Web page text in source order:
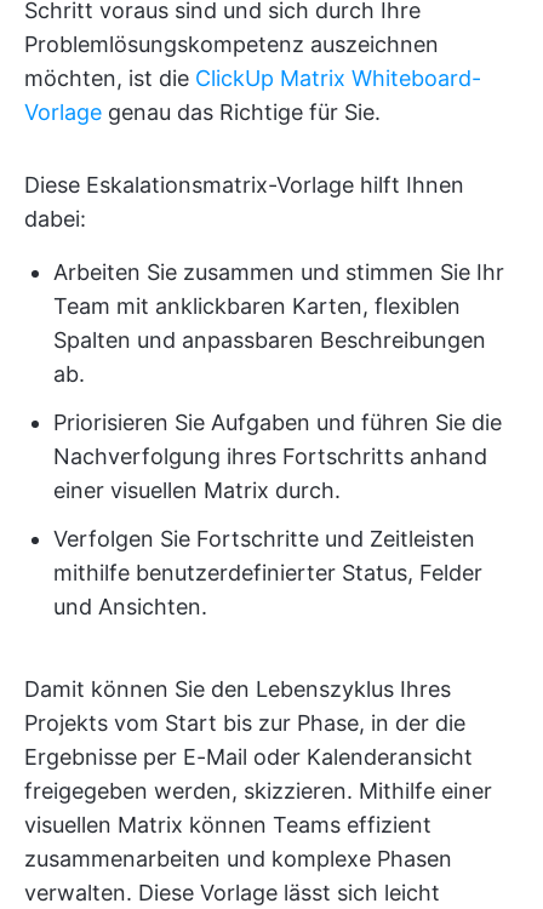
Schritt voraus sind und sich durch Ihre
Problemlösungskompetenz auszeichnen
möchten, ist die ClickUp Matrix Whiteboard-
Vorlage genau das Richtige für Sie.
Diese Eskalationsmatrix-Vorlage hilft Ihnen
dabei:
Arbeiten Sie zusammen und stimmen Sie Ihr
Team mit anklickbaren Karten, flexiblen
Spalten und anpassbaren Beschreibungen
ab.
Priorisieren Sie Aufgaben und führen Sie die
Nachverfolgung ihres Fortschritts anhand
einer visuellen Matrix durch.
Verfolgen Sie Fortschritte und Zeitleisten
mithilfe benutzerdefinierter Status, Felder
und Ansichten.
Damit können Sie den Lebenszyklus Ihres
Projekts vom Start bis zur Phase, in der die
Ergebnisse per E-Mail oder Kalenderansicht
freigegeben werden, skizzieren. Mithilfe einer
visuellen Matrix können Teams effizient
zusammenarbeiten und komplexe Phasen
verwalten. Diese Vorlage lässt sich leicht